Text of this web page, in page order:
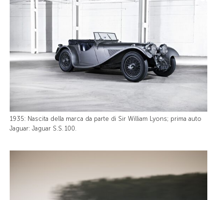
1935: Nascita della marca da parte di Sir William Lyons; prima auto
Jaguar: Jaguar S.S. 100.